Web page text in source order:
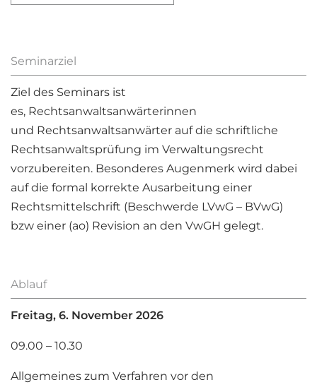
Seminarziel
Ziel des Seminars ist
es, Rechtsanwaltsanwärterinnen
und Rechtsanwaltsanwärter auf die schriftliche
Rechtsanwaltsprüfung im Verwaltungsrecht
vorzubereiten. Besonderes Augenmerk wird dabei
auf die formal korrekte Ausarbeitung einer
Rechtsmittelschrift (Beschwerde LVwG – BVwG)
bzw einer (ao) Revision an den VwGH gelegt.
Ablauf
Freitag, 6. November 2026
09.00 – 10.30
Allgemeines zum Verfahren vor den